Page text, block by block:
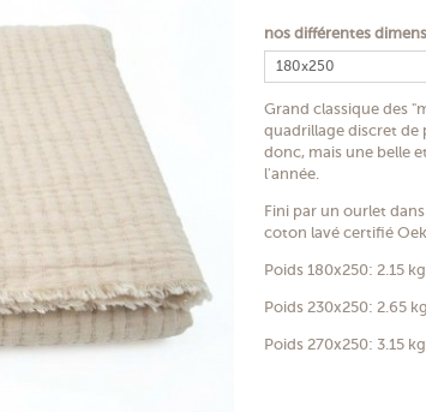
nos différentes
180x250
Grand classique des
quadrillage discret de
donc, mais une belle
l'année.
Fini par un ourlet
coton lavé certifié
Poids 180x250: 2.15 kg
Poids 230x250: 2.65 kg
Poids 270x250: 3.15 kg